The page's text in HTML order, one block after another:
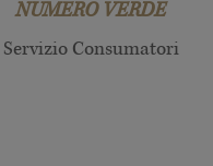
NUMERO VERDE
Servizio Consumatori